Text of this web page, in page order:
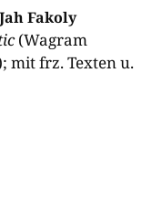
Fakoly
(Wagram
mit frz. Texten u.